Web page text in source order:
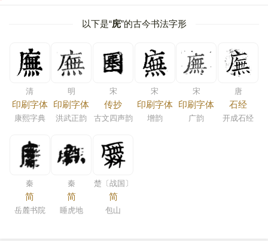
以下是“庑”的古今书法字形
清
印刷字体
康熙字典
明
印刷字体
洪武正韵
宋
传抄
古文四声韵
宋
印刷字体
增韵
宋
印刷字体
广韵
唐
石经
开成石经
秦
简
岳麓书院
秦
简
睡虎地
楚〔战国〕
简
包山